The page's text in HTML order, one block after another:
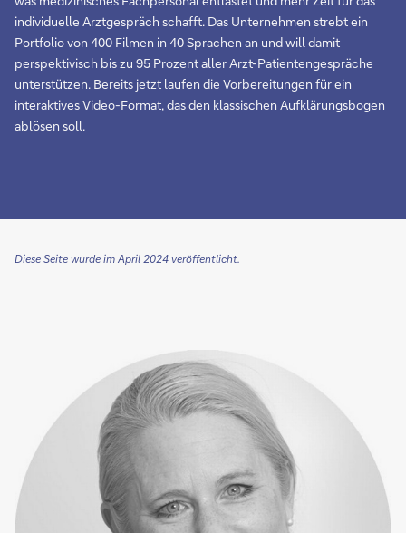
individuelle Arztgespräch schafft. Das Unternehmen strebt ein
Portfolio von 400 Filmen in 40 Sprachen an und will damit
perspektivisch bis zu 95 Prozent aller Arzt-Patientengespräche
unterstützen. Bereits jetzt laufen die Vorbereitungen für ein
interaktives Video-Format, das den klassischen Aufklärungsbogen
ablösen soll.
Diese Seite wurde im April 2024 veröffentlicht.